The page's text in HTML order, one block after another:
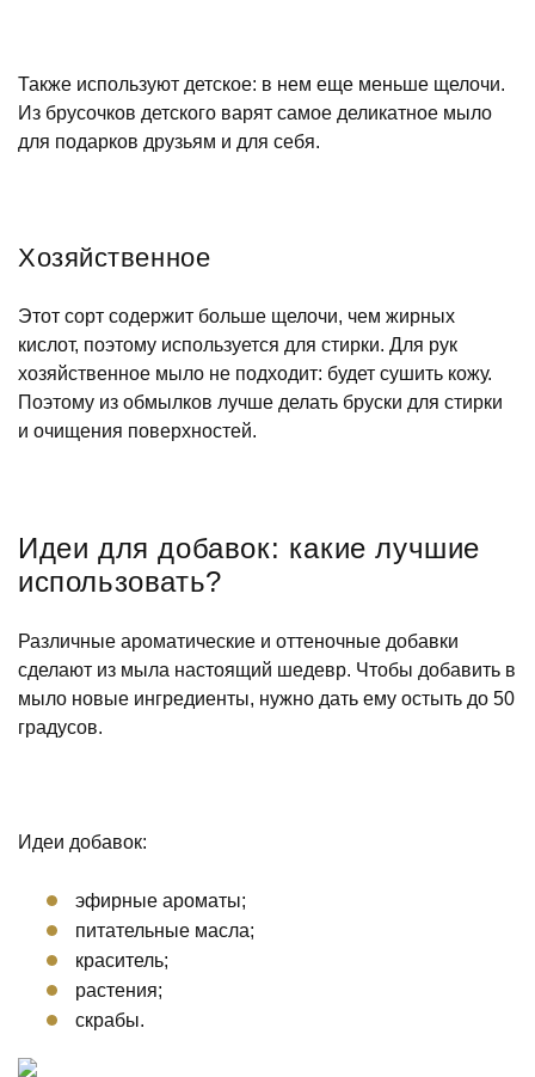
Также используют детское: в нем еще меньше щелочи.
Из брусочков детского варят самое деликатное мыло
для подарков друзьям и для себя.
Хозяйственное
Этот сорт содержит больше щелочи, чем жирных
кислот, поэтому используется для стирки. Для рук
хозяйственное мыло не подходит: будет сушить кожу.
Поэтому из обмылков лучше делать бруски для стирки
и очищения поверхностей.
Идеи для добавок: какие лучшие
использовать?
Различные ароматические и оттеночные добавки
сделают из мыла настоящий шедевр. Чтобы добавить в
мыло новые ингредиенты, нужно дать ему остыть до 50
градусов.
Идеи добавок:
эфирные ароматы;
питательные масла;
краситель;
растения;
скрабы.